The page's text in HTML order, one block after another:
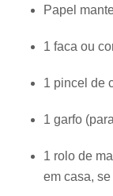
Papel
1 faca ou
1 pincel de
1 garfo
1 rolo de
em casa,